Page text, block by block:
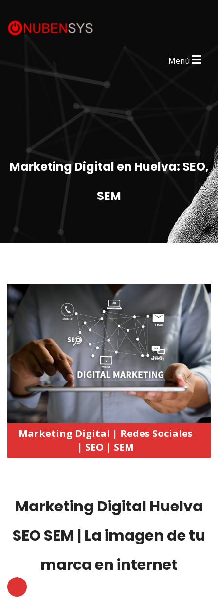
Menú
Marketing Digital en Huelva: SEO,
SEM
Marketing Digital | Redes Sociales
| SEO | SEM
Marketing Digital Huelva
SEO SEM | La imagen de tu
marca en internet